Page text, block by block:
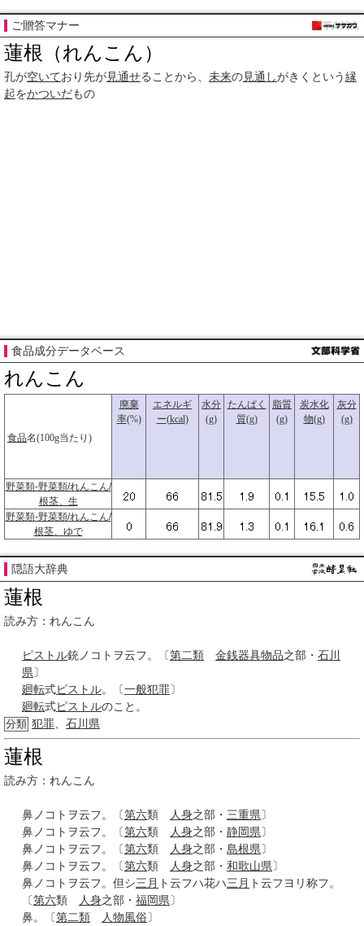
ご贈答マナー
蓮根（れんこん）
孔が空いており先が見通せることから、 未来の見通しがきくという縁
起をかついだもの
食品成分データベース
れんこん
食品名(100g当たり)
廃棄
率(%)
エネルギ
ー(kcal)
水分
(g)
たんぱく
質(g)
脂質
(g)
炭水化
物(g)
灰分
(g)
野菜類-野菜類/れんこん/
根茎、生
野菜類-野菜類/れんこん/
根茎、ゆで
隠語大辞典
蓮根
読み方：れんこん
ピストル銃ノコトヲ云フ。〔第二類 金銭器具物品之部・ 石川
県〕
廻転式ピストル。〔一般犯罪〕
廻転式ピストルのこと。
分類 犯罪 石川県
蓮根
読み方：れんこん
鼻ノコトヲ云フ。〔第六類 人身之部・ 三重県〕
鼻ノコトヲ云フ。〔第六類 人身之部・ 静岡県〕
鼻ノコトヲ云フ。〔第六類 人身之部・ 島根県〕
鼻ノコトヲ云フ。〔第六類 人身之部・ 和歌山県〕
鼻ノコトヲ云フ。但シ三月 ト云フハ花ハ三月 ト云フヨリ称フ。
〔第六類 人身之部・ 福岡県〕
鼻。〔第二類 人物 風俗〕